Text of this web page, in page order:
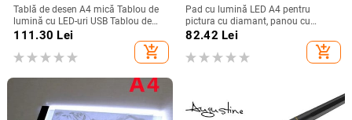
Tablă de desen A4 mică Tablou de
lumină cu LED-uri USB Tablou de
copiere de artă Tablă de pictură de
educaționale pentru copii
111.30 Lei
add_shopping_cart
Pad cu lumină LED A4 pentru
pictura cu diamant, panou cu
lumină alimentat prin USB Tabletă
grafică digitală pentru panou
pentru desen pentru tabla de
82.42 Lei
add_shopping_cart